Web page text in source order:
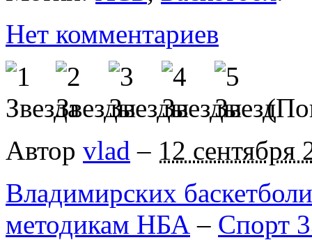
Нет комментариев
Автор vlad – 12 сентября
Владимирских
методикам НБА – Спорт